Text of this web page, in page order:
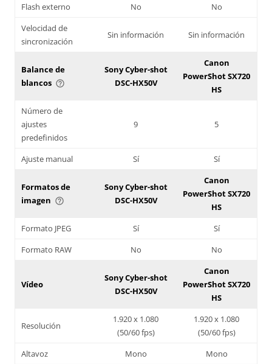
Flash externo
No
No
Velocidad de
sincronización
Sin información Sin información
Balance de
blancos help_outline
Sony Cyber-shot
DSC-HX50V
Canon
PowerShot SX720
HS
Número de
ajustes
predefinidos
9 5
Ajuste manual Sí Sí
Formatos de
imagen help_outline
Sony Cyber-shot
DSC-HX50V
Canon
PowerShot SX720
HS
Formato JPEG
Sí
Sí
Formato RAW
No No
Vídeo
Sony Cyber-shot
DSC-HX50V
Canon
PowerShot SX720
HS
Resolución
1.920 x 1.080
(50/60 fps)
1.920 x 1.080
(50/60 fps)
Altavoz
Mono
Mono